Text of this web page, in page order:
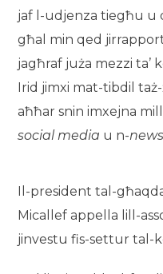
jaf l-udjenza tiegħu u
għal min qed
jagħraf juża mezzi ta’
Irid jimxi mat-tibdil
aħħar snin imxejna
social media u n-
Il-president tal-
Micallef appella lill-
jinvestu fis-settur tal-